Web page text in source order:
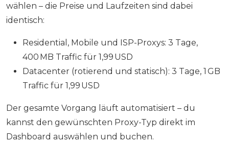
wählen – die Preise und Laufzeiten sind dabei
identisch:
Residential, Mobile und ISP-Proxys: 3 Tage,
400 MB Traffic für 1,99 USD
Datacenter (rotierend und statisch): 3 Tage, 1 GB
Traffic für 1,99 USD
Der gesamte Vorgang läuft automatisiert – du
kannst den gewünschten Proxy-Typ direkt im
Dashboard auswählen und buchen.